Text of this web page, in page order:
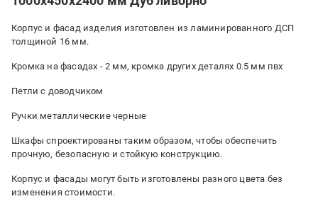
Корпус и фасад изделия изготовлен из ламинированного ДСП
толщиной 16 мм.
Кромка на фасадах - 2 мм, кромка других деталях 0.5 мм пвх
Петли с доводчиком
Ручки металлические черные
Шкафы спроектированы таким образом, чтобы обеспечить
прочную, безопасную и стойкую конструкцию.
Корпус и фасады могут быть изготовлены разного цвета без
изменения стоимости.